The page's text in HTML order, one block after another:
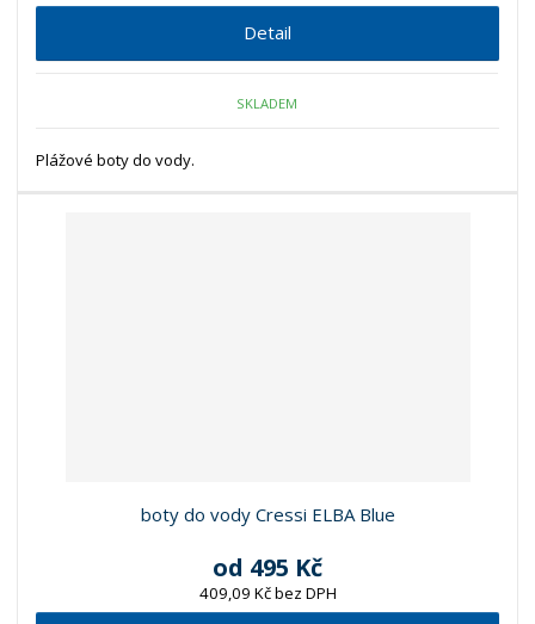
Detail
SKLADEM
Plážové boty do vody.
boty do vody Cressi ELBA Blue
od 495 Kč
409,09 Kč bez DPH